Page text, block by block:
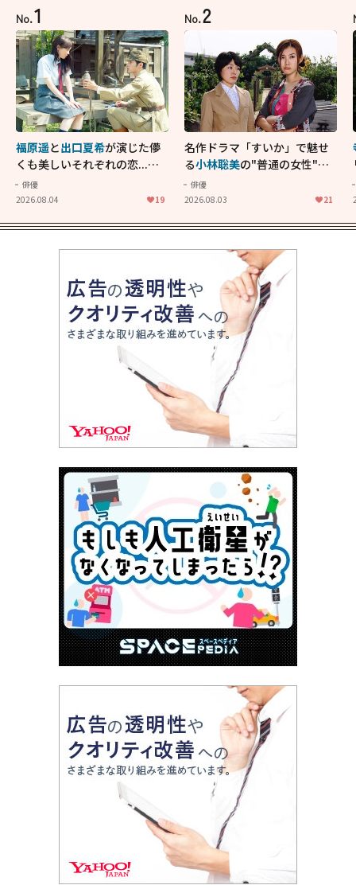
No.1
福原遥と出口夏希が演じた儚
くも美しいそれぞれの恋...生
きることの尊さを教えてくれ
た映画「あの花が咲く丘で、
俳優
2026.08.04
19
No.2
名作ドラマ「すいか」で魅せ
る小林聡美の"普通の女性"が
大人に刺さる...映画「かもめ
食堂」にも通じる静かな芝居
俳優
2026.08.03
21